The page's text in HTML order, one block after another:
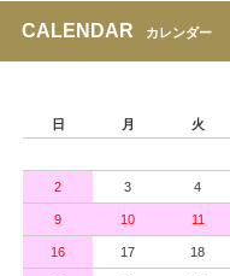
CALENDAR カレンダー
日
月 火
2 3 4
9 10 11
16 17 18